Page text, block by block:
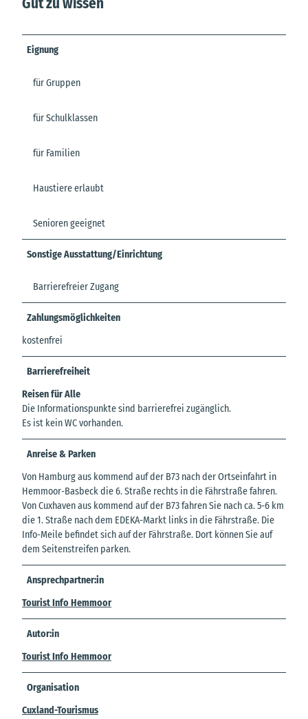
Eignung
für Gruppen
für Schulklassen
für Familien
Haustiere erlaubt
Senioren geeignet
Sonstige Ausstattung/Einrichtung
Barrierefreier Zugang
Zahlungsmöglichkeiten
kostenfrei
Barrierefreiheit
Reisen für Alle
Die Informationspunkte sind barrierefrei zugänglich.
Es ist kein WC vorhanden.
Anreise & Parken
Von Hamburg aus kommend auf der B73 nach der Ortseinfahrt in
Hemmoor-Basbeck die 6. Straße rechts in die Fährstraße fahren.
Von Cuxhaven aus kommend auf der B73 fahren Sie nach ca. 5-6 km
die 1. Straße nach dem EDEKA-Markt links in die Fährstraße. Die
Info-Meile befindet sich auf der Fährstraße. Dort können Sie auf
dem Seitenstreifen parken.
Ansprechpartner:in
Tourist Info Hemmoor
Autor:in
Tourist Info Hemmoor
Organisation
Cuxland-Tourismus